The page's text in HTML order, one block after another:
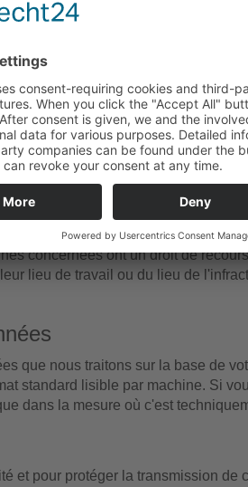
fondé sur l'article 6, paragraphe
juridique d'un tel traitement
à caractère personnel
pour le traitement qui prévalent
(opposition fondée sur l'art.
caractère personnel à des fins
personnel vous
Si vous vous
à de telles fins (opposition
de contrôle
concernées ont un droit de
lieu de travail ou du lieu de
que nous traitons sur la base de
standard lisible par machine. Si
dans la mesure où c'est
et pour protéger la transmission